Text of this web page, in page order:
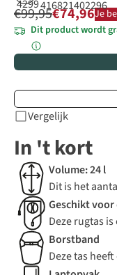
€99,95€74,96Je
Dit product wordt
Vergelijk
In 't kort
Volume: 24 l
Dit is het
Geschikt
Deze rugtas
Borstband
Deze tas